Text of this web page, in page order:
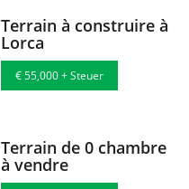
Terrain à construire à
Lorca
€ 55,000 + Steuer
Terrain de 0 chambre
à vendre